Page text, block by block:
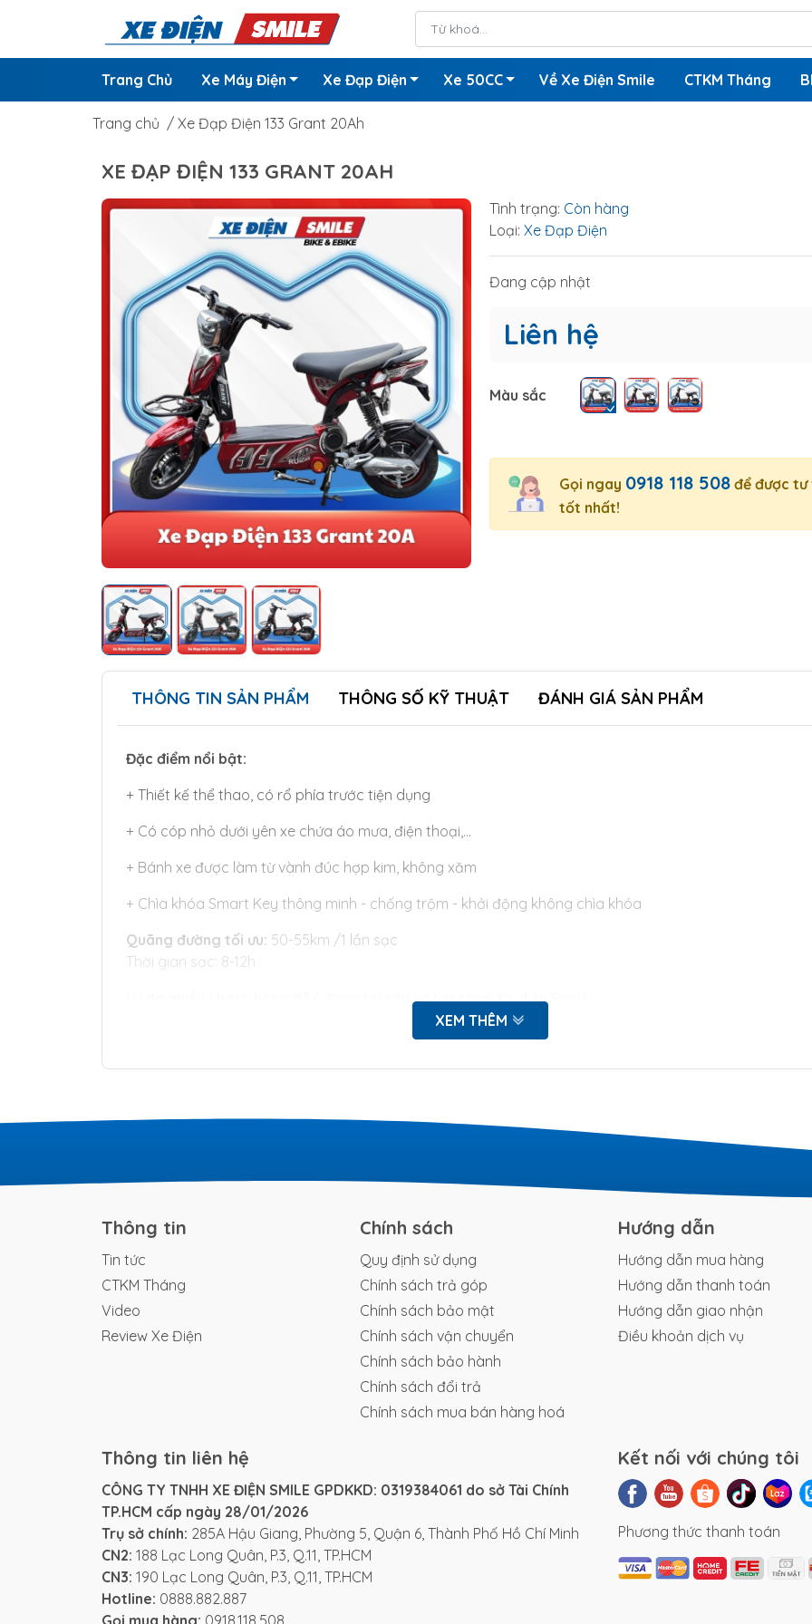
Trang Chủ Xe Máy Điện Xe Đạp Điện Xe 50CC Về Xe Điện Smile CTKM Tháng
Trang chủ / Xe Đạp Điện 133 Grant 20Ah
XE ĐẠP ĐIỆN 133 GRANT 20AH
Tình trạng: Còn hàng
Loại: Xe Đạp Điện
Đang cập nhật
Liên hệ
Màu sắc
Gọi ngay 0918 118 508để được tư
tốt nhất!
THÔNG TIN SẢN PHẨM THÔNG SỐ KỸ THUẬT ĐÁNH GIÁ SẢN PHẨM
Đặc điểm nổi bật:
+ Thiết kế thể thao, có rổ phía trước tiện dụng
+ Có cóp nhỏ dưới yên xe chứa áo mưa, điện thoại,...
+ Bánh xe được làm từ vành đúc hợp kim, không xăm
+ Chìa khóa Smart Key thông minh - chống trộm - khởi động không chìa khóa
Quãng đường tối ưu: 50-55km /1 lần sạc
Thời gian sạc: 8-12h
Lý do nhiều khách hàng đã/ đang tin cậy và lựa chọn Xe điện Smile:
Các Chương trình khuyến mãi tặng kèm Phụ kiện hấp dẫn (Áo mưa, nón bảo hiểm, túi tote tiện dụng,
Xe điện Smile
giao hàng trên Toàn Quốc, cam kết giao đúng mẫu mã, tiết kiệm thời gian và nhận xe
Thời gian mở cửa linh hoạt: 8:00 - 20:00 (Tất cả các ngày trong tuần)
Thông tin liên hệ:
0888.882.887
Xediensmile@gmail.com
TikTok:Xe Điện Smile
Youtube:Xe Điện Smile
Địa chỉ cửa hàng:
CN1: 285A Hậu Giang, Phường 9, Quận 6, TP.HCM
CN2: 188 Lạc Long Quân, Phường 3, Quận 11, TP.HCM
CN3: 190 Lạc Long Quân, Phường 3, Quận 11, TP.HCM
XEM THÊM
Thông tin
Tin tức
CTKM Tháng
Video
Review Xe Điện
Chính sách
Quy định sử dụng
Chính sách trả góp
Chính sách bảo mật
Chính sách vận chuyển
Chính sách bảo hành
Chính sách đổi trả
Chính sách mua bán hàng hoá
Hướng dẫn
Hướng dẫn mua hàng
Hướng dẫn thanh toán
Hướng dẫn giao nhận
Điều khoản dịch vụ
Thông tin liên hệ
CÔNG TY TNHH XE ĐIỆN SMILE GPDKKD: 0319384061 do sở Tài Chính
TP.HCM cấp ngày 28/01/2026
Trụ sở chính: 285A Hậu Giang, Phường 5, Quận 6, Thành Phố Hồ Chí Minh
CN2: 188 Lạc Long Quân, P.3, Q.11, TP.HCM
CN3: 190 Lạc Long Quân, P.3, Q.11, TP.HCM
Hotline: 0888.882.887
Kết nối với chúng tôi
Phương thức thanh toán